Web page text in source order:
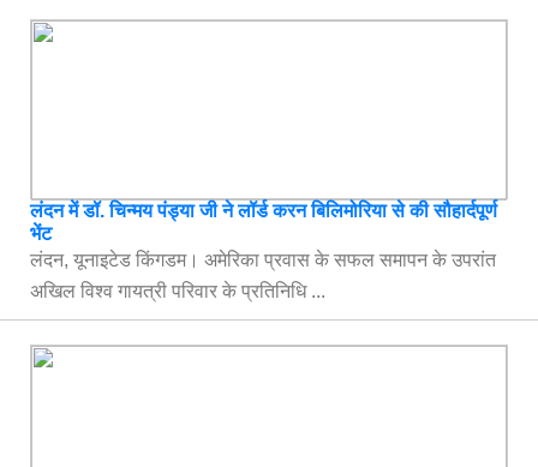
लंदन में डॉ. चिन्मय पंड्या जी ने लॉर्ड करन बिलिमोरिया से की सौहार्दपूर्ण
भेंट
लंदन, यूनाइटेड किंगडम। अमेरिका प्रवास के सफल समापन के उपरांत
अखिल विश्व गायत्री परिवार के प्रतिनिधि ...